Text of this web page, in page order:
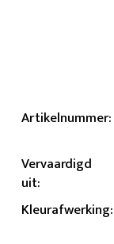
Artikelnummer:
Vervaardigd
uit:
Kleurafwerking: